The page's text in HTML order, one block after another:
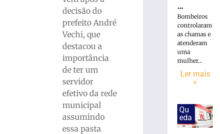
decisão do
prefeito André
Vechi, que
destacou a
importância
de ter um
servidor
efetivo da rede
municipal
assumindo
essa pasta
Município
litoral
indenizará
perdeu
testículo
...
Bombeiros
controlaram
as chamas e
atenderam
uma
mulher...
Ler mais
»
Qu
eda